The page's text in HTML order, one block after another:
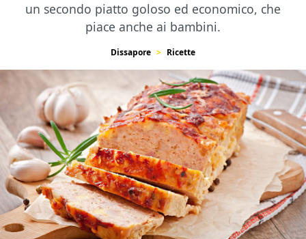
un secondo piatto goloso ed economico, che
piace anche ai bambini.
Dissapore Ricette